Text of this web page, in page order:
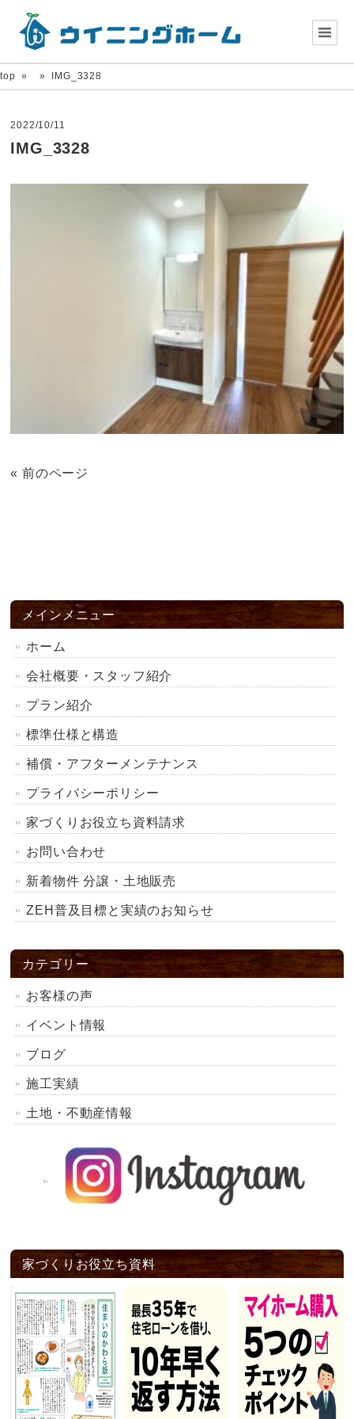
top » » IMG_3328
2022/10/11
IMG_3328
« 前のページ
メインメニュー
ホーム
会社概要・スタッフ紹介
プラン紹介
標準仕様と構造
補償・アフターメンテナンス
プライバシーポリシー
家づくりお役立ち資料請求
お問い合わせ
新着物件 分譲・土地販売
ZEH普及目標と実績のお知らせ
カテゴリー
お客様の声
イベント情報
ブログ
施工実績
土地・不動産情報
家づくりお役立ち資料